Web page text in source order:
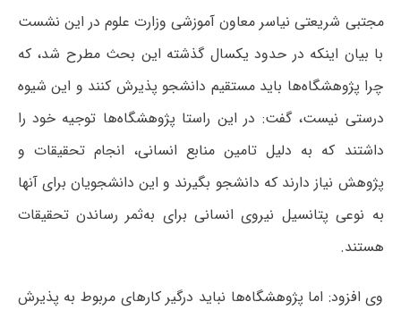
مجتبی شریعتی نیاسر معاون آموزشی وزارت علوم در این نشست
با بیان اینکه در حدود یکسال گذشته این بحث مطرح شد، که
چرا پژوهشگاه‌ها باید مستقیم دانشجو پذیرش کنند و این شیوه
درستی نیست، گفت: در این راستا پژوهشگاه‌ها توجیه خود را
داشتند که به دلیل تامین منابع انسانی، انجام تحقیقات و
پژوهش نیاز دارند که دانشجو بگیرند و این دانشجویان برای آنها
به نوعی پتانسیل نیروی انسانی برای به‌ثمر رساندن تحقیقات
هستند.
وی افزود: اما پژوهشگاه‌ها نباید درگیر کارهای مربوط به پذیرش